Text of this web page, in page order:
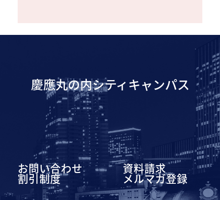
慶應丸の内シティキャンパス
お問い合わせ 資料請求
割引制度 メルマガ登録